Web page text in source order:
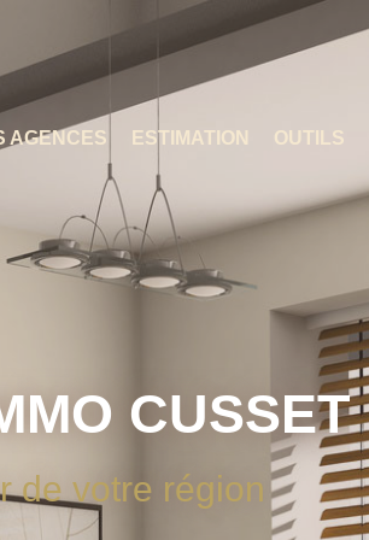
AGENCES ESTIMATION OUTILS
CUSSET
de votre région